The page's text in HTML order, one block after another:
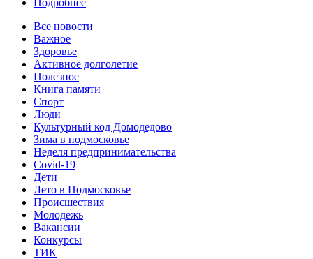
Все новости
Важное
Здоровье
Активное долголетие
Полезное
Книга памяти
Спорт
Люди
Культурный код Домодедово
Зима в подмосковье
Неделя предпринимательства
Covid-19
Дети
Лето в Подмосковье
Происшествия
Молодежь
Вакансии
Конкурсы
ТИК